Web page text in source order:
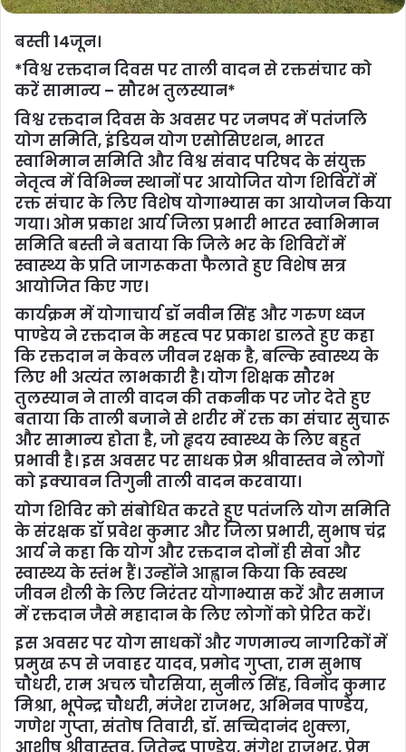
बस्ती 14जून।
*विश्व रक्तदान दिवस पर ताली वादन से रक्तसंचार को
करें सामान्य – सौरभ तुलस्यान*
विश्व रक्तदान दिवस के अवसर पर जनपद में पतंजलि
योग समिति, इंडियन योग एसोसिएशन, भारत
स्वाभिमान समिति और विश्व संवाद परिषद के संयुक्त
नेतृत्व में विभिन्न स्थानों पर आयोजित योग शिविरों में
रक्त संचार के लिए विशेष योगाभ्यास का आयोजन किया
गया। ओम प्रकाश आर्य जिला प्रभारी भारत स्वाभिमान
समिति बस्ती ने बताया कि जिले भर के शिविरों में
स्वास्थ्य के प्रति जागरूकता फैलाते हुए विशेष सत्र
आयोजित किए गए।
कार्यक्रम में योगाचार्य डॉ नवीन सिंह और गरुण ध्वज
पाण्डेय ने रक्तदान के महत्व पर प्रकाश डालते हुए कहा
कि रक्तदान न केवल जीवन रक्षक है, बल्कि स्वास्थ्य के
लिए भी अत्यंत लाभकारी है। योग शिक्षक सौरभ
तुलस्यान ने ताली वादन की तकनीक पर जोर देते हुए
बताया कि ताली बजाने से शरीर में रक्त का संचार सुचारू
और सामान्य होता है, जो हृदय स्वास्थ्य के लिए बहुत
प्रभावी है। इस अवसर पर साधक प्रेम श्रीवास्तव ने लोगों
को इक्यावन तिगुनी ताली वादन करवाया।
योग शिविर को संबोधित करते हुए पतंजलि योग समिति
के संरक्षक डॉ प्रवेश कुमार और जिला प्रभारी, सुभाष चंद्र
आर्य ने कहा कि योग और रक्तदान दोनों ही सेवा और
स्वास्थ्य के स्तंभ हैं। उन्होंने आह्वान किया कि स्वस्थ
जीवन शैली के लिए निरंतर योगाभ्यास करें और समाज
में रक्तदान जैसे महादान के लिए लोगों को प्रेरित करें।
इस अवसर पर योग साधकों और गणमान्य नागरिकों में
प्रमुख रूप से जवाहर यादव, प्रमोद गुप्ता, राम सुभाष
चौधरी, राम अचल चौरसिया, सुनील सिंह, विनोद कुमार
मिश्रा, भूपेन्द्र चौधरी, मंजेश राजभर, अभिनव पाण्डेय,
गणेश गुप्ता, संतोष तिवारी, डॉ. सच्चिदानंद शुक्ला,